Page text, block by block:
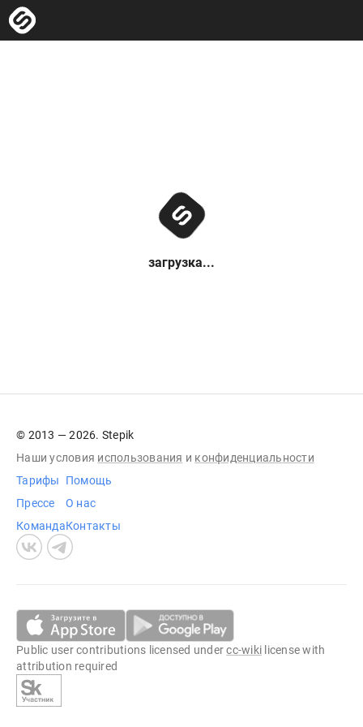
загрузка...
© 2013 — 2026. Stepik
Наши условия использования и конфиденциальности
Тарифы
Прессе
Команда
Помощь
О нас
Контакты
Public user contributions licensed undercc-wiki license with
attribution required